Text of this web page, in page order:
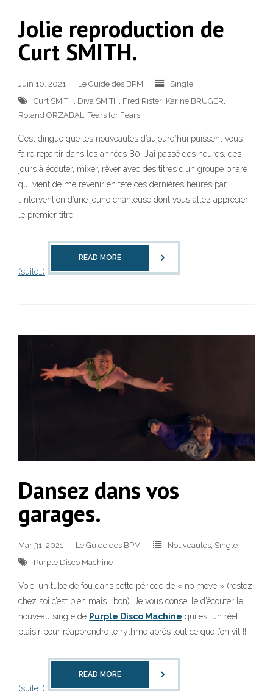
Jolie reproduction de
Curt SMITH.
Juin 10, 2021 Le Guide des BPM
Single
Curt SMITH Diva SMITH Fred Rister Karine BRÜGER
Roland ORZABAL
,Tears for Fears
C’est dingue que les nouveautés d’aujourd’hui puissent vous
faire repartir dans les années 80. J’ai passé des heures, des
jours à écouter, mixer, rêver avec des titres d’un groupe phare
qui vient de me revenir en tête ces dernières heures par
l’intervention d’une jeune chanteuse dont vous allez apprécier
le premier titre.
(suite…)
READ MORE
Dansez dans vos
garages.
Mar 31, 2021 Le Guide des BPM Nouveautés, Single
Purple Disco Machine
Voici un tube de fou dans cette période de « no move » (restez
chez soi c’est bien mais… bon). Je vous conseille d’écouter le
nouveau single de Purple Disco Machine qui est un réel
plaisir pour réapprendre le rythme après tout ce que l’on vit !!!
(suite…)
READ MORE